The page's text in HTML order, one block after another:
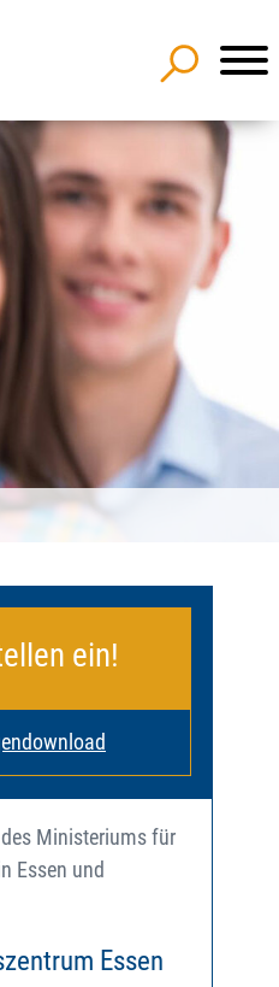
ein!
Ministeriums für
Essen und
Essen